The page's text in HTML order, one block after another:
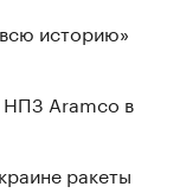
историю»
НПЗ Aramco в
ракеты